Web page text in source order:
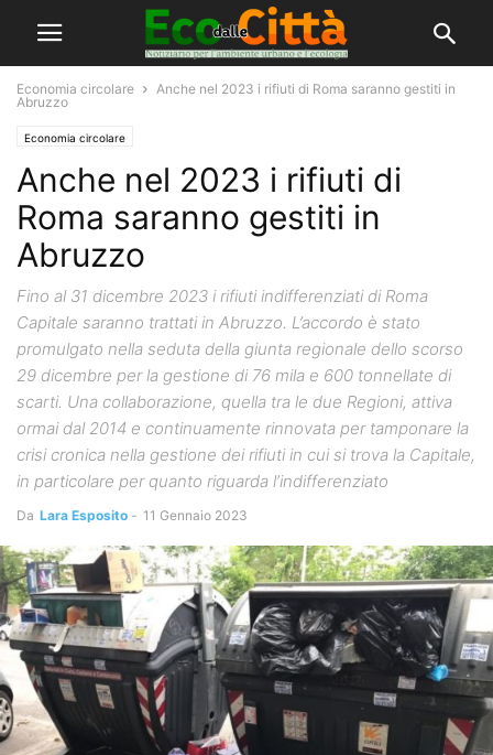
Economia circolare
Anche nel 2023 i rifiuti di Roma saranno gestiti in
Abruzzo
Economia circolare
Anche nel 2023 i rifiuti di
Roma saranno gestiti in
Abruzzo
Fino al 31 dicembre 2023 i rifiuti indifferenziati di Roma
Capitale saranno trattati in Abruzzo. L’accordo è stato
promulgato nella seduta della giunta regionale dello scorso
29 dicembre per la gestione di 76 mila e 600 tonnellate di
scarti. Una collaborazione, quella tra le due Regioni, attiva
ormai dal 2014 e continuamente rinnovata per tamponare la
crisi cronica nella gestione dei rifiuti in cui si trova la Capitale,
in particolare per quanto riguarda l’indifferenziato
Da Lara Esposito - 11 Gennaio 2023